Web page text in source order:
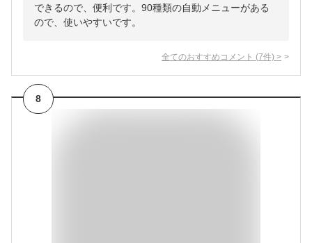
できるので、便利です。90種類の自動メニューがある
ので、使いやすいです。
全てのおすすめコメント (7件) >
8